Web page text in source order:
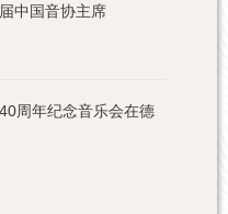
中国音协主席
周年纪念音乐会在德